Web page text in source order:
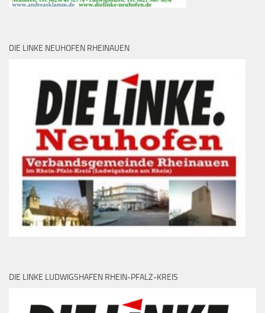
DIE LINKE NEUHOFEN RHEINAUEN
DIE LINKE LUDWIGSHAFEN RHEIN-PFALZ-KREIS